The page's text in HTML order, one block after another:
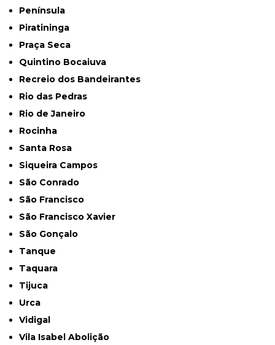
Península
Piratininga
Praça Seca
Quintino Bocaiuva
Recreio dos Bandeirantes
Rio das Pedras
Rio de Janeiro
Rocinha
Santa Rosa
Siqueira Campos
São Conrado
São Francisco
São Francisco Xavier
São Gonçalo
Tanque
Taquara
Tijuca
Urca
Vidigal
Vila Isabel Abolição